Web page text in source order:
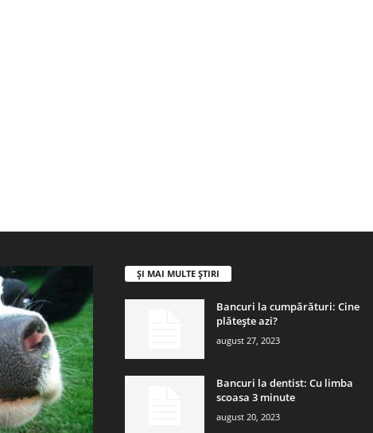
ȘI MAI MULTE ȘTIRI
Bancuri la cumpărături: Cine
plătește azi?
august 27, 2023
Bancuri la dentist: Cu limba
scoasa 3 minute
august 20, 2023